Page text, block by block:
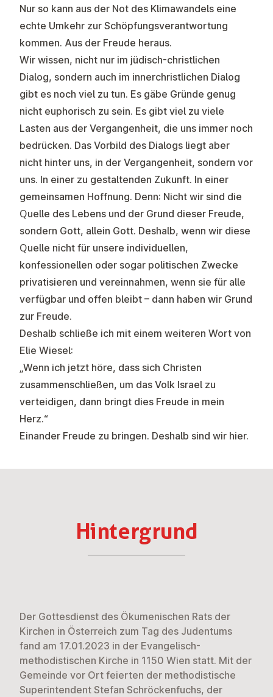
Nur so kann aus der Not des Klimawandels eine
echte Umkehr zur Schöpfungsverantwortung
kommen. Aus der Freude heraus.
Wir wissen, nicht nur im jüdisch-christlichen
Dialog, sondern auch im innerchristlichen Dialog
gibt es noch viel zu tun. Es gäbe Gründe genug
nicht euphorisch zu sein. Es gibt viel zu viele
Lasten aus der Vergangenheit, die uns immer noch
bedrücken. Das Vorbild des Dialogs liegt aber
nicht hinter uns, in der Vergangenheit, sondern vor
uns. In einer zu gestaltenden Zukunft. In einer
gemeinsamen Hoffnung. Denn: Nicht wir sind die
Quelle des Lebens und der Grund dieser Freude,
sondern Gott, allein Gott. Deshalb, wenn wir diese
Quelle nicht für unsere individuellen,
konfessionellen oder sogar politischen Zwecke
privatisieren und vereinnahmen, wenn sie für alle
verfügbar und offen bleibt – dann haben wir Grund
zur Freude.
Deshalb schließe ich mit einem weiteren Wort von
Elie Wiesel:
„Wenn ich jetzt höre, dass sich Christen
zusammenschließen, um das Volk Israel zu
verteidigen, dann bringt dies Freude in mein
Herz.“
Einander Freude zu bringen. Deshalb sind wir hier.
Hin­ter­grund
Der Gottesdienst des Ökumenischen Rats der
Kirchen in Österreich zum Tag des Judentums
fand am 17.01.2023 in der Evangelisch-
methodistischen Kirche in 1150 Wien statt. Mit der
Gemeinde vor Ort feierten der methodistische
Superintendent Stefan Schröckenfuchs, der